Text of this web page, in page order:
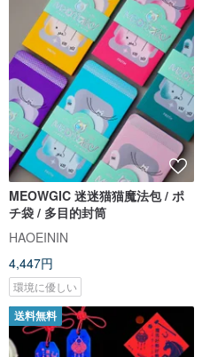
MEOWGIC 迷迷猫猫魔法包 / ポ
チ袋 / 多目的封筒
HAOEININ
4,447円
環境に優しい
送料無料